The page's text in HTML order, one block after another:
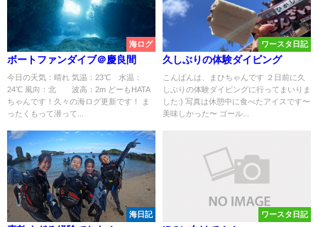
海ログ
ボートファンダイブ＠慶良間
今日の天気：晴れ 気温：23℃ 水温：
24℃ 風向：北 波高：2m どーもHATA
ちゃんです！久々の海ログ更新です！ ま
ったくもって潜って...
ワースタ日記
久しぶりの体験ダイビング
こんばんは、まひちゃんです ２日前に久
しぶりの体験ダイビングに行ってまいりま
した:) 写真は休憩中に食べたアイスです〜
美味しかった〜 ゴール...
海日記 ワースタ日記